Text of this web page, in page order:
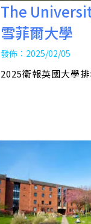
The
雪菲爾大學
發佈：2025/02/05
2025衛報英國大學